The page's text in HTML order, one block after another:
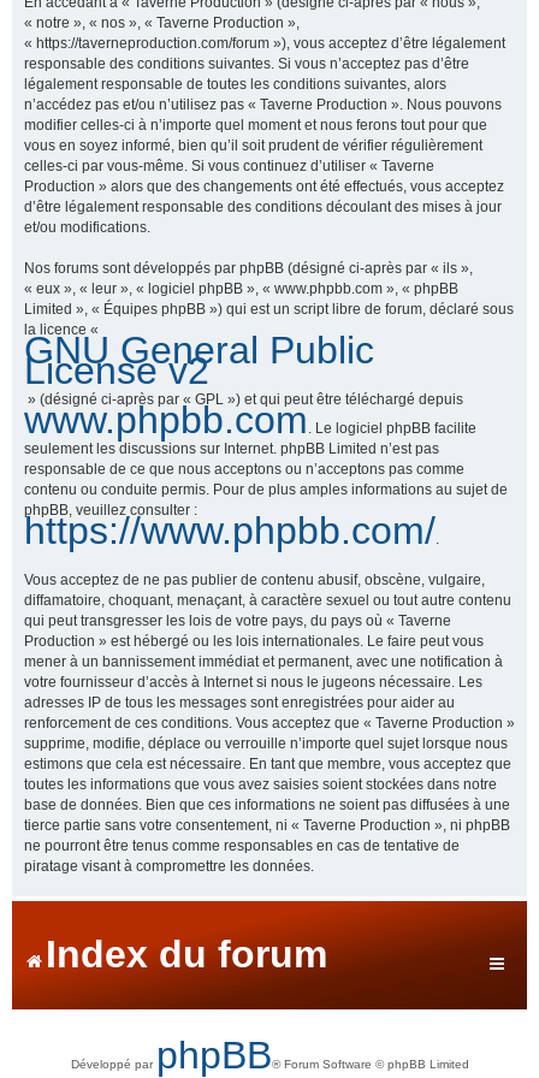
« notre », « nos », « Taverne Production »,
« https://taverneproduction.com/forum »), vous acceptez d’être légalement
responsable des conditions suivantes. Si vous n’acceptez pas d’être
légalement responsable de toutes les conditions suivantes, alors
n’accédez pas et/ou n’utilisez pas « Taverne Production ». Nous pouvons
modifier celles-ci à n’importe quel moment et nous ferons tout pour que
vous en soyez informé, bien qu’il soit prudent de vérifier régulièrement
celles-ci par vous-même. Si vous continuez d’utiliser « Taverne
Production » alors que des changements ont été effectués, vous acceptez
d’être légalement responsable des conditions découlant des mises à jour
et/ou modifications.
Nos forums sont développés par phpBB (désigné ci-après par « ils »,
« eux », « leur », « logiciel phpBB », « www.phpbb.com », « phpBB
Limited », « Équipes phpBB ») qui est un script libre de forum, déclaré sous
la licence «
GNU General Public
License v2
» (désigné ci-après par « GPL ») et qui peut être téléchargé depuis
www.phpbb.com
. Le logiciel phpBB facilite
seulement les discussions sur Internet. phpBB Limited n’est pas
responsable de ce que nous acceptons ou n’acceptons pas comme
contenu ou conduite permis. Pour de plus amples informations au sujet de
phpBB, veuillez consulter :
https://www.phpbb.com/
Vous acceptez de ne pas publier de contenu abusif, obscène, vulgaire,
diffamatoire, choquant, menaçant, à caractère sexuel ou tout autre contenu
qui peut transgresser les lois de votre pays, du pays où « Taverne
Production » est hébergé ou les lois internationales. Le faire peut vous
mener à un bannissement immédiat et permanent, avec une notification à
votre fournisseur d’accès à Internet si nous le jugeons nécessaire. Les
adresses IP de tous les messages sont enregistrées pour aider au
renforcement de ces conditions. Vous acceptez que « Taverne Production »
supprime, modifie, déplace ou verrouille n’importe quel sujet lorsque nous
estimons que cela est nécessaire. En tant que membre, vous acceptez que
toutes les informations que vous avez saisies soient stockées dans notre
base de données. Bien que ces informations ne soient pas diffusées à une
tierce partie sans votre consentement, ni « Taverne Production », ni phpBB
ne pourront être tenus comme responsables en cas de tentative de
piratage visant à compromettre les données.
Index du forum
Développé par phpBB® Forum Software © phpBB Limited